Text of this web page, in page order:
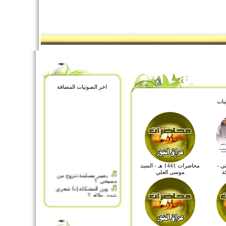
اخر الصوتيات المضافة
يصير مسلمة تتزوج من
مسيحي ؟
وين المشكلة إذا شعري
شوي طالع ؟
ولدى يسأل أين الله تعالى ؟
والله ما كان يصرف علي
-
محاضرات 1441 هـ - السيد
موسى العلي